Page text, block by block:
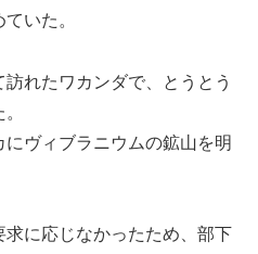
いた。
れたワカンダで、とうとう
ヴィブラニウムの鉱山を明
求に応じなかったため、部下